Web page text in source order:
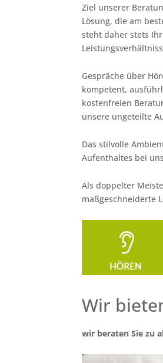
Ziel unserer
Lösung, die am
steht daher stets
Gespräche über
kompetent,
kostenfreien
unsere ungeteilte
Das stilvolle
Aufenthaltes bei
Als doppelter
maßgeschneiderte
Wir
wir beraten Sie zu